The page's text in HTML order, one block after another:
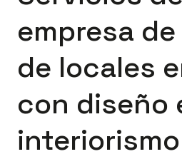
empresa
de locales
con diseño
interiorismo